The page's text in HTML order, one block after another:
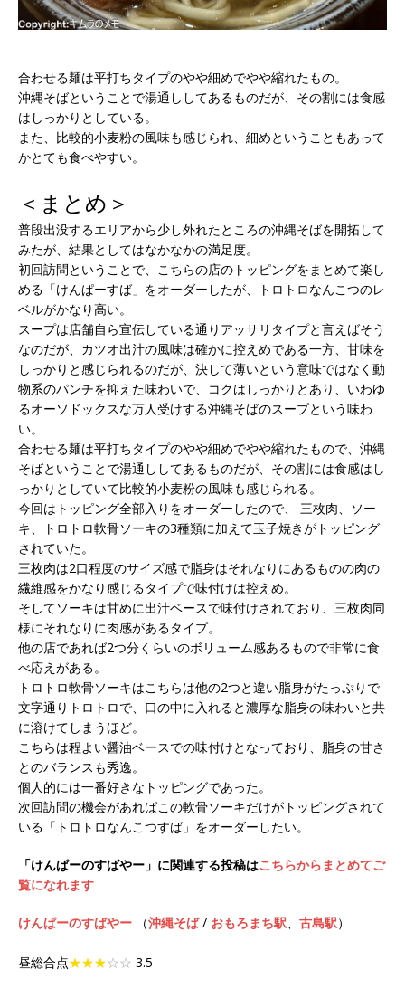
合わせる麺は平打ちタイプのやや細めでやや縮れたもの。
沖縄そばということで湯通ししてあるものだが、その割には食感
はしっかりとしている。
また、比較的小麦粉の風味も感じられ、細めということもあって
かとても食べやすい。
＜まとめ＞
普段出没するエリアから少し外れたところの沖縄そばを開拓して
みたが、結果としてはなかなかの満足度。
初回訪問ということで、こちらの店のトッピングをまとめて楽し
める「けんぱーすば」をオーダーしたが、トロトロなんこつのレ
ベルがかなり高い。
スープは店舗自ら宣伝している通りアッサリタイプと言えばそう
なのだが、カツオ出汁の風味は確かに控えめである一方、甘味を
しっかりと感じられるのだが、決して薄いという意味ではなく動
物系のパンチを抑えた味わいで、コクはしっかりとあり、いわゆ
るオーソドックスな万人受けする沖縄そばのスープという味わ
い。
合わせる麺は平打ちタイプのやや細めでやや縮れたもので、沖縄
そばということで湯通ししてあるものだが、その割には食感はし
っかりとしていて比較的小麦粉の風味も感じられる。
今回はトッピング全部入りをオーダーしたので、 三枚肉、ソー
キ、トロトロ軟骨ソーキの3種類に加えて玉子焼きがトッピング
されていた。
三枚肉は2口程度のサイズ感で脂身はそれなりにあるものの肉の
繊維感をかなり感じるタイプで味付けは控えめ。
そしてソーキは甘めに出汁ベースで味付けされており、三枚肉同
様にそれなりに肉感があるタイプ。
他の店であれば2つ分くらいのボリューム感あるもので非常に食
べ応えがある。
トロトロ軟骨ソーキはこちらは他の2つと違い脂身がたっぷりで
文字通りトロトロで、口の中に入れると濃厚な脂身の味わいと共
に溶けてしまうほど。
こちらは程よい醤油ベースでの味付けとなっており、脂身の甘さ
とのバランスも秀逸。
個人的には一番好きなトッピングであった。
次回訪問の機会があればこの軟骨ソーキだけがトッピングされて
いる「トロトロなんこつすば」をオーダーしたい。
「けんぱーのすばやー」に関連する投稿はこちらからまとめてご
覧になれます
けんぱーのすばやー （沖縄そば/ おもろまち駅、 古島駅）
昼総合点★★★☆☆ 3.5